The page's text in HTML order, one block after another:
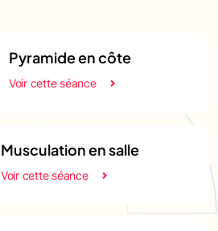
Pyramide en côte
Voir cette séance
Musculation en salle
Voir cette séance